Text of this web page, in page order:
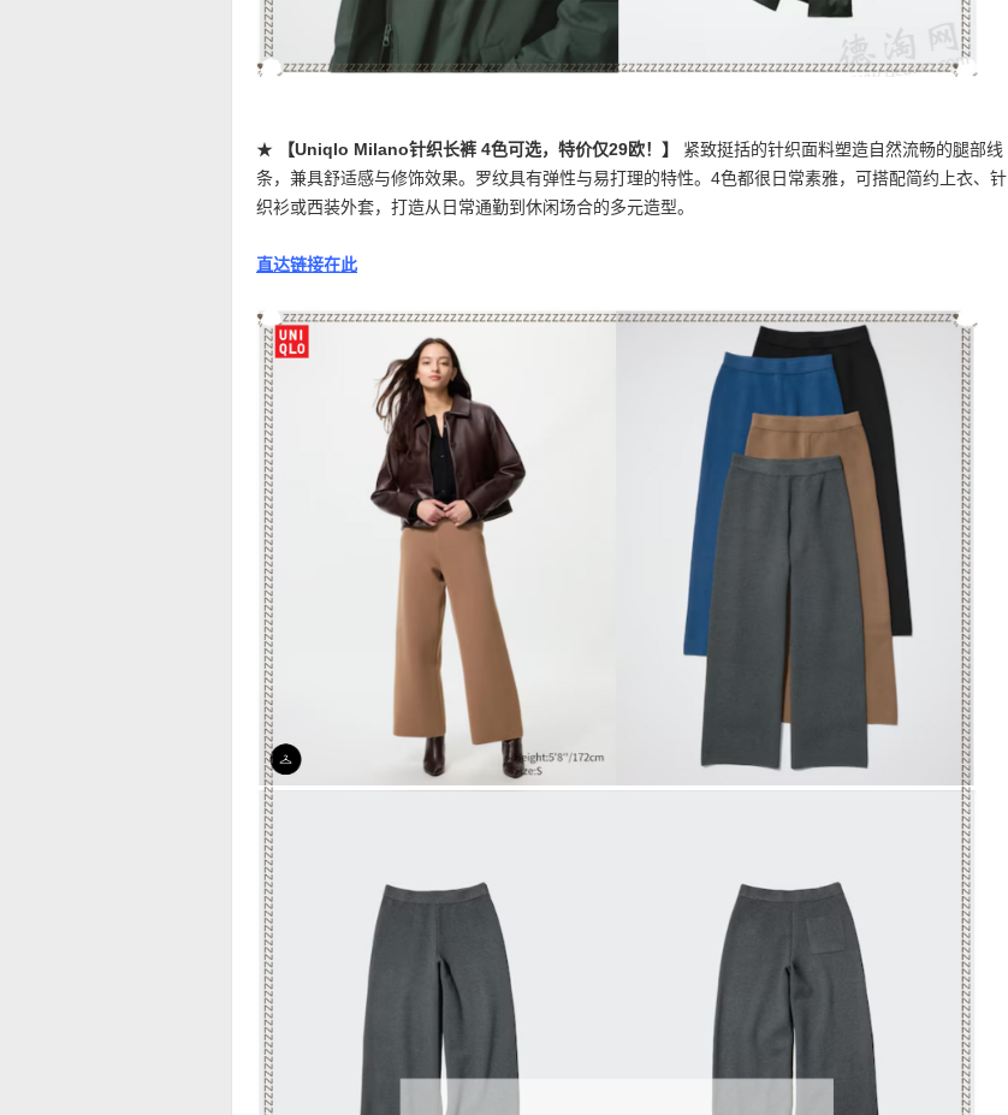
★ 【Uniqlo Milano针织长裤 4色可选，特价仅29欧！】
紧致挺括的针织面料塑造自然流畅的腿部线
条，兼具舒适感与修饰效果。罗纹具有弹性与易打理的特性。4色都很日常素雅，可搭配简约上衣、针
织衫或西装外套，打造从日常通勤到休闲场合的多元造型。
直达链接在此